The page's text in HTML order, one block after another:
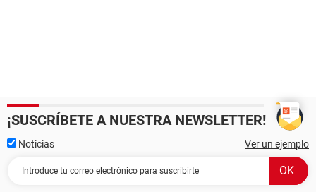
¡SUSCRÍBETE A NUESTRA NEWSLETTER!
Noticias Ver un ejemplo